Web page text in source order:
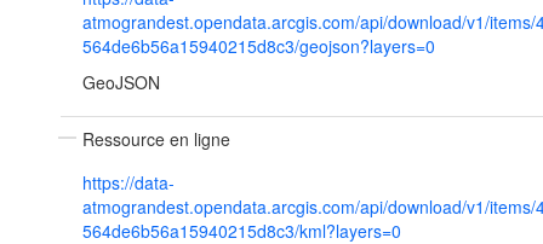
atmograndest.opendata.arcgis.com/api/download/v1/items/
564de6b56a15940215d8c3/geojson?layers=0
GeoJSON
Ressource en ligne
https://data-
atmograndest.opendata.arcgis.com/api/download/v1/items/
564de6b56a15940215d8c3/kml?layers=0